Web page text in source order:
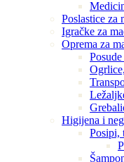
Poslastice za
Igračke za
Oprema za
Higijena i
Posipi,